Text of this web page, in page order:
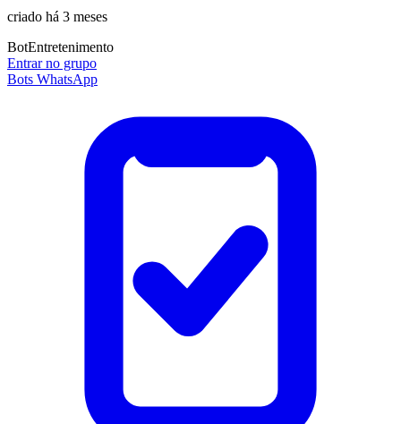
criado há 3 meses
BotEntretenimento
Entrar no grupo
Bots WhatsApp